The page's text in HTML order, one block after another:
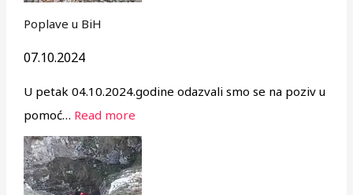
Poplave u BiH
07.10.2024
U petak 04.10.2024.godine odazvali smo se na poziv u
pomoć… Read more